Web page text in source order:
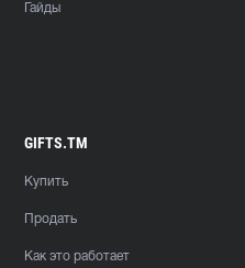
Гайды
GIFTS.TM
Купить
Продать
Как это работает